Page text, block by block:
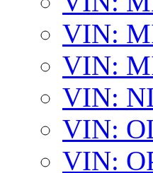
VIN:
VIN:
VIN:
VIN:
VIN: